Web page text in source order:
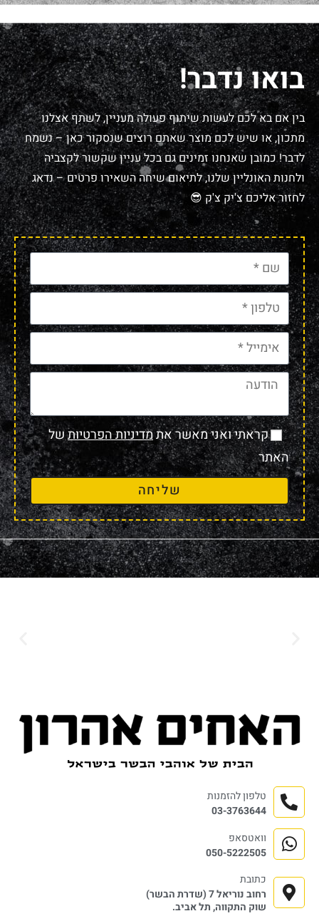
בואו נדבר!
בין אם בא לכם לעשות שיתוף פעולה מעניין, לשתף אצלנו
מתכון, או שיש לכם מוצר שאתם רוצים שנסקור כאן – נשמח
לדבר! כמובן שאנחנו זמינים גם בכל עניין שקשור לקצביה
ולחנות האונליין שלנו, לתיאום שיחה השאירו פרטים – נדאג
לחזור אליכם צ'יק צ'ק 😎
קראתי ואני מאשר אתמדיניות הפרטיותשל
האתר
שליחה
טלפון להזמנות
03-3763644
וואטסאפ
050-5222505
כתובת
רחוב נוריאל 7 (שדרת הבשר)
שוק התקווה, תל אביב.